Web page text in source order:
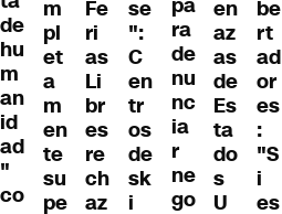
de
hu
m
an
id
ad
"
co
m
pl
et
a
m
en
te
su
pe
Fe
ri
as
Li
br
es
re
ch
az
se
":
C
en
tr
os
de
sk
i
ra
de
nu
nc
ia
r
ne
go
en
az
as
de
Es
ta
do
s
U
be
rt
ad
or
es
:
"S
i
es